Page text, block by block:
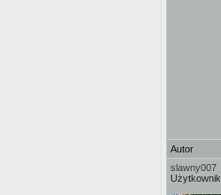
Autor
slawny007
Użytkownik